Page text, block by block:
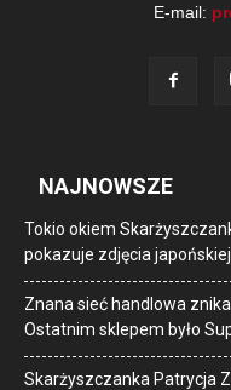
E-mail:
NAJNOWSZE
Tokio okiem
pokazuje zdjęcia
Znana sieć handlowa
Ostatnim sklepem było
Skarżyszczanka Patrycja